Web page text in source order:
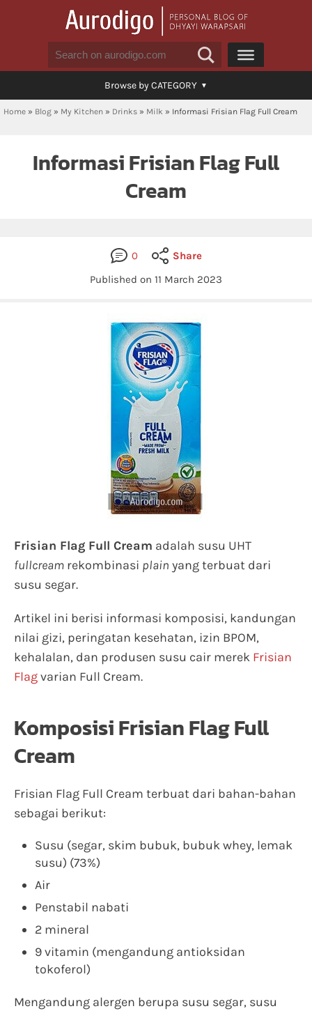
Browse by CATEGORY
Home » Blog » My Kitchen » Drinks » Milk » Informasi Frisian Flag Full Cream
Informasi Frisian Flag Full
Cream
0
Share
Published on 11 March 2023
Frisian Flag Full Cream adalah susu UHT
fullcream rekombinasi plain yang terbuat dari
susu segar.
Artikel ini berisi informasi komposisi, kandungan
nilai gizi, peringatan kesehatan, izin BPOM,
kehalalan, dan produsen susu cair merek Frisian
Flagvarian Full Cream.
Komposisi Frisian Flag Full
Cream
Frisian Flag Full Cream terbuat dari bahan-bahan
sebagai berikut:
Susu (segar, skim bubuk, bubuk whey, lemak
susu) (73%)
Air
Penstabil nabati
2 mineral
9 vitamin (mengandung antioksidan
tokoferol)
Mengandung alergen berupa susu segar, susu